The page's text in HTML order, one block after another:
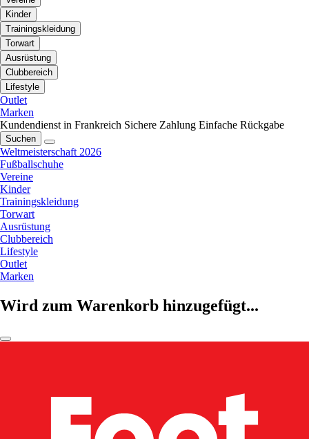
Kinder
Trainingskleidung
Torwart
Ausrüstung
Clubbereich
Lifestyle
Outlet
Marken
Kundendienst in Frankreich Sichere Zahlung Einfache Rückgabe
Suchen
Weltmeisterschaft 2026
Fußballschuhe
Vereine
Kinder
Trainingskleidung
Torwart
Ausrüstung
Clubbereich
Lifestyle
Outlet
Marken
Wird zum Warenkorb hinzugefügt...